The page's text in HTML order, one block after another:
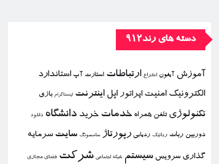
دسته های رند912
آموزش آیفون اختراع ارتباطات استارت آپ استاندارد
الكترونیك امنیت اپراتور اپل اینترنت اینستاگرام بازی
تكنولوژی تلفن همراه خدمات خرید دانشگاه دانلود
دوربین ربات رباتیك ردیابی رپورتاژ سامسونگ سایت سرمایه
گذاری سرویس سیستم شبكه اجتماعی شركت فضای مجازی